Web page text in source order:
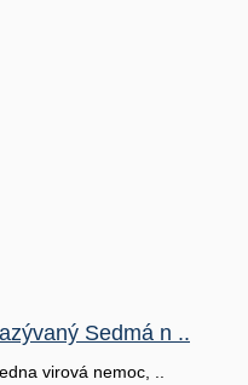
Sedmá n ..
virová nemoc, ..